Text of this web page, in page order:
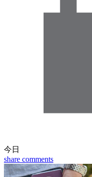
今日
share comments